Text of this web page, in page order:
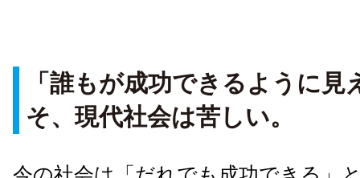
「誰もが成功できるように見
そ、現代社会は苦しい。